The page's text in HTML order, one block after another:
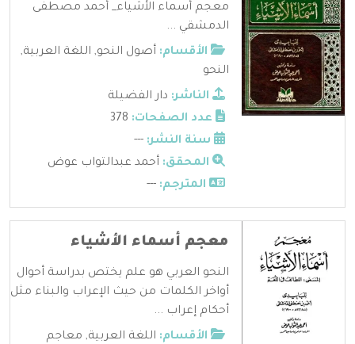
معجم أسماء الأشياء_ أحمد مصطفى
الدمشقي ...
الأقسام: أصول النحو, اللغة العربية,
النحو
الناشر: دار الفضيلة
عدد الصفحات:
سنة النشر: ---
المحقق: أحمد عبدالتواب عوض
المترجم: ---
معجم أسماء الأشياء
النحو العربي هو علم يختص بدراسة أحوال
أواخر الكلمات من حيث الإعراب والبناء مثل
أحكام إعراب ...
الأقسام: اللغة العربية, معاجم